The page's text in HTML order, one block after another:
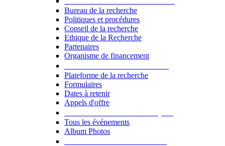
Bureau de la recherche
Politiques et procédures
Conseil de la recherche
Ethique de la Recherche
Partenaires
Organisme de financement
Plateforme de la recherche
Formulaires
Dates à retenir
Appels d'offre
Tous les événements
Album Photos